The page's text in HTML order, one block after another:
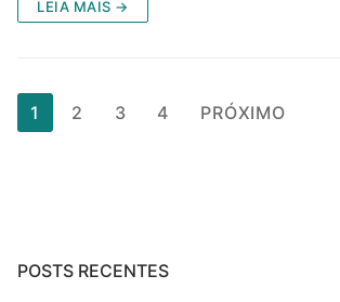
LEIA MAIS →
Paginação
de
1 2 3 4 PRÓXIMO
POSTS RECENTES